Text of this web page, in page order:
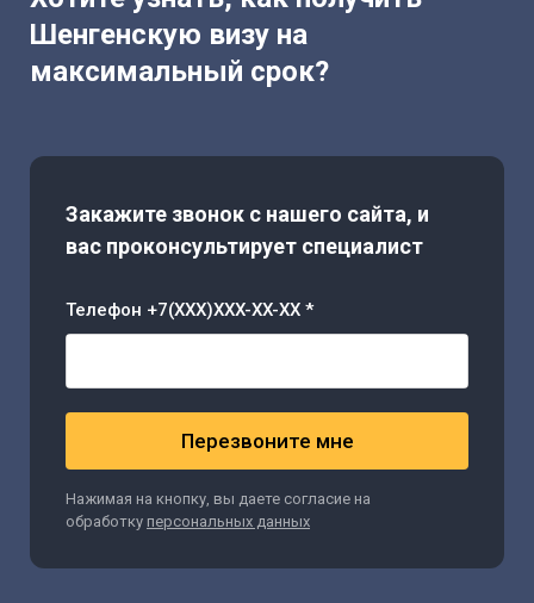
Шенгенскую визу на
максимальный срок?
Закажите звонок с нашего сайта, и
вас проконсультирует специалист
Телефон +7(XXX)XXX-XX-XX *
Перезвоните мне
Нажимая на кнопку, вы даете согласие на
обработку персональных данных